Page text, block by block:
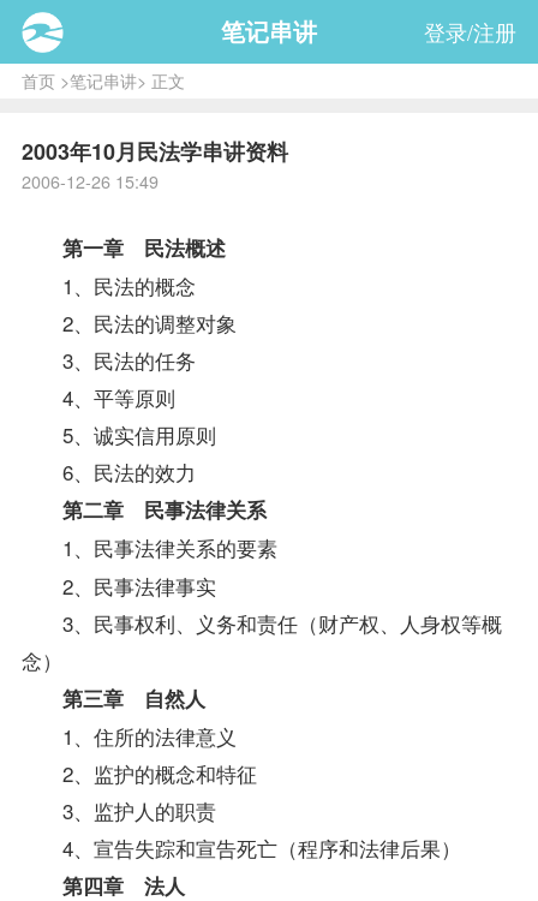
笔记串讲 登录/注册
首页>笔记串讲> 正文
2003年10月民法学串讲资料
2006-12-26 15:49
第一章 民法概述
1、民法的概念
2、民法的调整对象
3、民法的任务
4、平等原则
5、诚实信用原则
6、民法的效力
第二章 民事法律关系
1、民事法律关系的要素
2、民事法律事实
3、民事权利、义务和责任（财产权、人身权等概
念）
第三章 自然人
1、住所的法律意义
2、监护的概念和特征
3、监护人的职责
4、宣告失踪和宣告死亡（程序和法律后果）
第四章 法人